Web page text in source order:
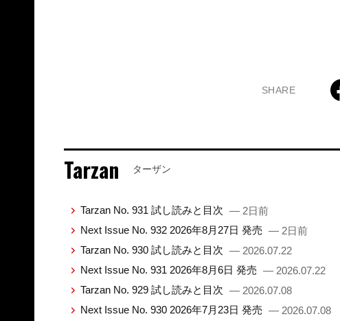
SHARE
Tarzan ターザン
Tarzan No. 931 試し読みと目次 — 2日前
Next Issue No. 932 2026年8月27日 発売 — 2日前
Tarzan No. 930 試し読みと目次 — 2026.07.22
Next Issue No. 931 2026年8月6日 発売 — 2026.07.22
Tarzan No. 929 試し読みと目次 — 2026.07.08
Next Issue No. 930 2026年7月23日 発売 — 2026.07.08